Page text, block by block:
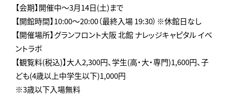
【会期】開催中〜3月14日(土)まで
【開館時間】10:00～20:00（最終入場 19:30）※休館日なし
【開催場所】グランフロント大阪 北館 ナレッジキャピタル イベ
ントラボ
【観覧料(税込)】大人2,300円、学生(高・大・専門)1,600円、子
ども(4歳以上中学生以下)1,000円
※3歳以下入場無料